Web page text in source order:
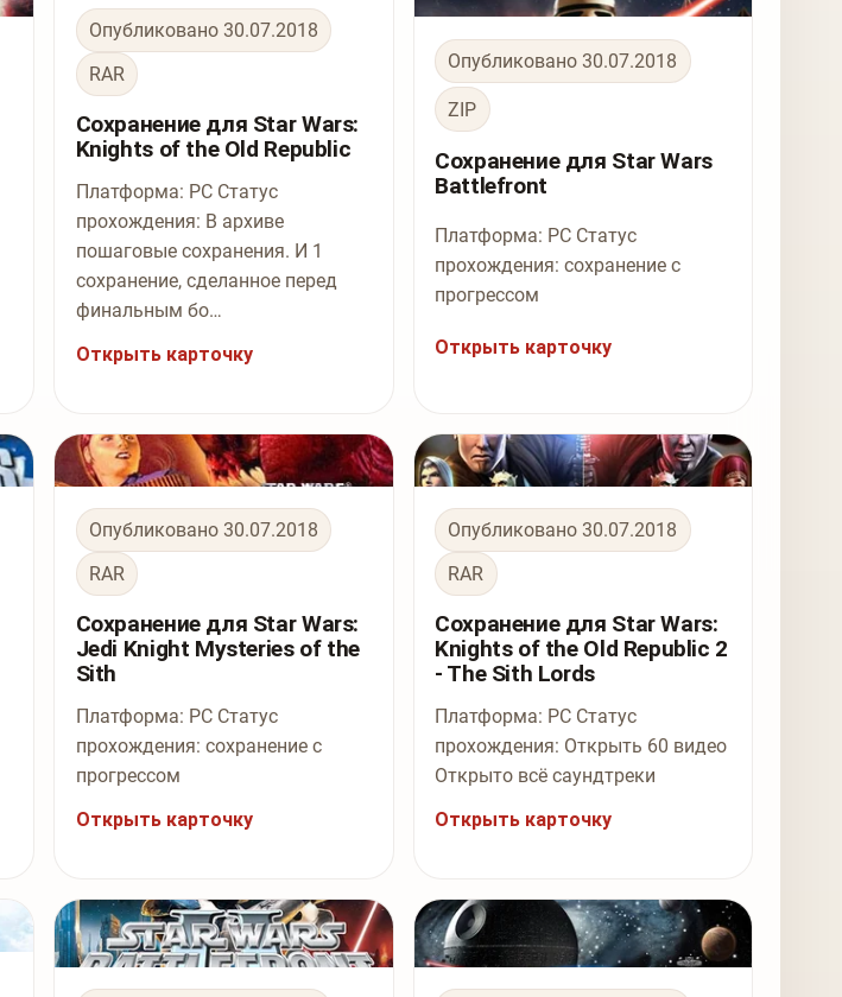
Опубликовано 30.07.2018
RAR
Сохранение для Star Wars:
Knights of the Old Republic
Платформа: PC Статус
прохождения: В архиве
пошаговые сохранения. И 1
сохранение, сделанное перед
финальным бо…
Открыть карточку
Опубликовано 30.07.2018
ZIP
Сохранение для Star Wars
Battlefront
Платформа: PC Статус
прохождения: сохранение с
прогрессом
Открыть карточку
Опубликовано 30.07.2018
RAR
Сохранение для Star Wars:
Jedi Knight Mysteries of the
Sith
Платформа: PC Статус
прохождения: сохранение с
прогрессом
Открыть карточку
Опубликовано 30.07.2018
RAR
Сохранение для Star Wars:
Knights of the Old Republic 2
- The Sith Lords
Платформа: PC Статус
прохождения: Открыть 60 видео
Открыто всё саундтреки
Открыть карточку